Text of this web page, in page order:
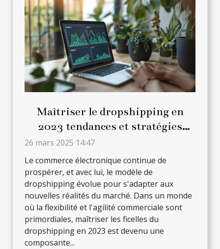
Maîtriser le dropshipping en
2023 tendances et stratégies
émergentes
26 mars 2025 14:47
Le commerce électronique continue de
prospérer, et avec lui, le modèle de
dropshipping évolue pour s'adapter aux
nouvelles réalités du marché. Dans un monde
où la flexibilité et l'agilité commerciale sont
primordiales, maîtriser les ficelles du
dropshipping en 2023 est devenu une
composante...